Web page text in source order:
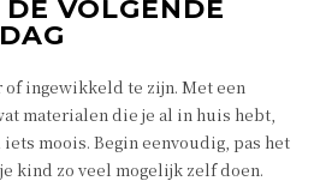
VOLGENDE
ingewikkeld te zijn. Met een
materialen die je al in huis hebt,
iets moois. Begin eenvoudig, pas het
kind zo veel mogelijk zelf doen.